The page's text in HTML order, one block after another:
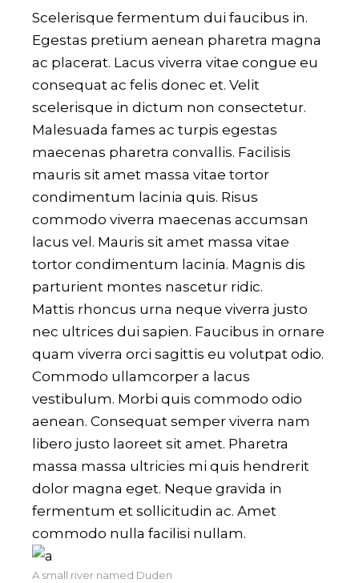
Scelerisque fermentum dui faucibus in.
Egestas pretium aenean pharetra magna
ac placerat. Lacus viverra vitae congue eu
consequat ac felis donec et. Velit
scelerisque in dictum non consectetur.
Malesuada fames ac turpis egestas
maecenas pharetra convallis. Facilisis
mauris sit amet massa vitae tortor
condimentum lacinia quis. Risus
commodo viverra maecenas accumsan
lacus vel. Mauris sit amet massa vitae
tortor condimentum lacinia. Magnis dis
parturient montes nascetur ridic.
Mattis rhoncus urna neque viverra justo
nec ultrices dui sapien. Faucibus in ornare
quam viverra orci sagittis eu volutpat odio.
Commodo ullamcorper a lacus
vestibulum. Morbi quis commodo odio
aenean. Consequat semper viverra nam
libero justo laoreet sit amet. Pharetra
massa massa ultricies mi quis hendrerit
dolor magna eget. Neque gravida in
fermentum et sollicitudin ac. Amet
commodo nulla facilisi nullam.
A small river named Duden